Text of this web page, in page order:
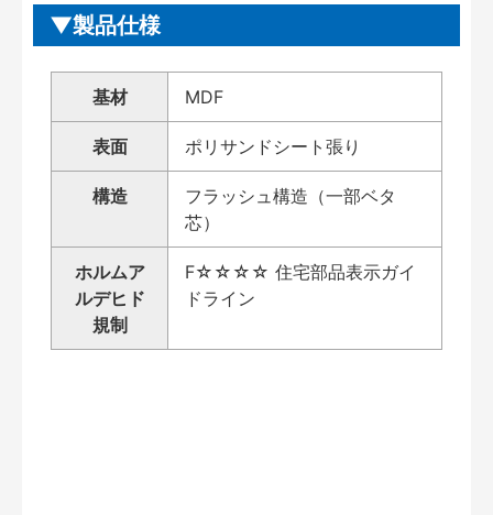
製品仕様
基材 MDF
表面 ポリサンドシート張り
構造
フラッシュ構造（一部ベタ
芯）
ホルムア
ルデヒド
規制
F☆☆☆☆ 住宅部品表示ガイ
ドライン